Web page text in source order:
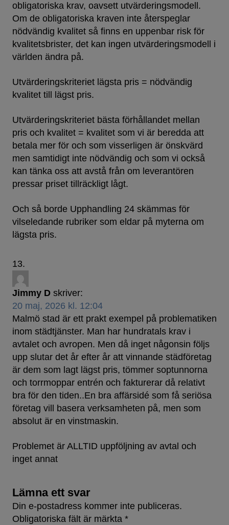
obligatoriska krav, oavsett utvärderingsmodell.
Om de obligatoriska kraven inte återspeglar
nödvändig kvalitet så finns en uppenbar risk för
kvalitetsbrister, det kan ingen utvärderingsmodell i
världen ändra på.
Utvärderingskriteriet lägsta pris = nödvändig
kvalitet till lägst pris.
Utvärderingskriteriet bästa förhållandet mellan
pris och kvalitet = kvalitet som vi är beredda att
betala mer för och som visserligen är önskvärd
men samtidigt inte nödvändig och som vi också
kan tänka oss att avstå från om leverantören
pressar priset tillräckligt lågt.
Och så borde Upphandling 24 skämmas för
vilseledande rubriker som eldar på myterna om
lägsta pris.
Jimmy D skriver:
20 maj, 2026 kl. 12:04
Malmö stad är ett prakt exempel på problematiken
inom städtjänster. Man har hundratals krav i
avtalet och avropen. Men då inget någonsin följs
upp slutar det år efter år att vinnande städföretag
är dem som lagt lägst pris, tömmer soptunnorna
och torrmoppar entrén och fakturerar då relativt
bra för den tiden..En bra affärsidé som få seriösa
företag vill basera verksamheten på, men som
absolut är en vinstmaskin.
Problemet är ALLTID uppföljning av avtal och
inget annat
Lämna ett svar
Din e-postadress kommer inte publiceras.
Obligatoriska fält är märkta *